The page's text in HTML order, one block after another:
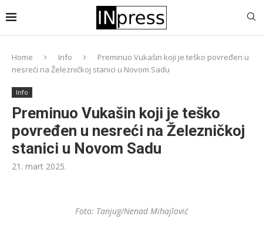
Home Info
Preminuo Vukašin koji je teško povređen u
nesreći na Železničkoj stanici u Novom Sadu
Info
Preminuo Vukašin koji je teško
povređen u nesreći na Železničkoj
stanici u Novom Sadu
21. mart 2025.
Foto: Tanjug/Nenad Mihajlović